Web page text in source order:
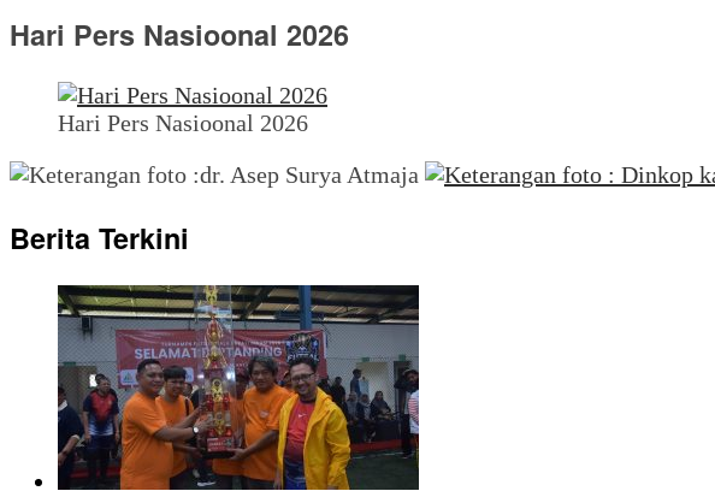
Hari Pers Nasioonal 2026
Hari Pers Nasioonal 2026
Berita Terkini